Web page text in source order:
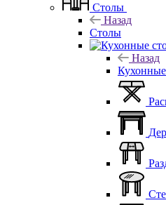
Столы
Назад
Столы
Назад